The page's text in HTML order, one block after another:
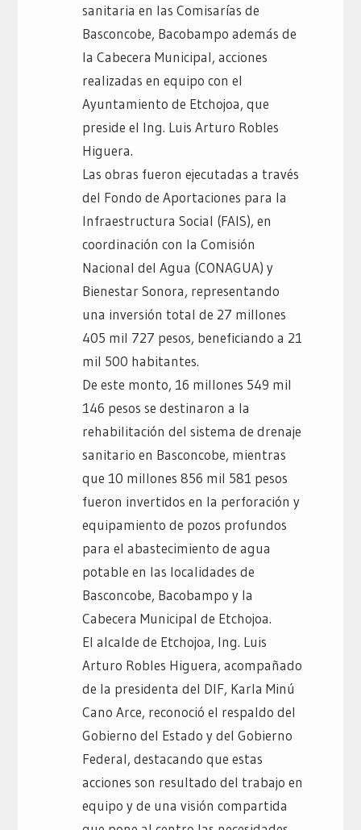
sanitaria en las Comisarías de
Basconcobe, Bacobampo además de
la Cabecera Municipal, acciones
realizadas en equipo con el
Ayuntamiento de Etchojoa, que
preside el Ing. Luis Arturo Robles
Higuera.
Las obras fueron ejecutadas a través
del Fondo de Aportaciones para la
Infraestructura Social (FAIS), en
coordinación con la Comisión
Nacional del Agua (CONAGUA) y
Bienestar Sonora, representando
una inversión total de 27 millones
405 mil 727 pesos, beneficiando a 21
mil 500 habitantes.
De este monto, 16 millones 549 mil
146 pesos se destinaron a la
rehabilitación del sistema de drenaje
sanitario en Basconcobe, mientras
que 10 millones 856 mil 581 pesos
fueron invertidos en la perforación y
equipamiento de pozos profundos
para el abastecimiento de agua
potable en las localidades de
Basconcobe, Bacobampo y la
Cabecera Municipal de Etchojoa.
El alcalde de Etchojoa, Ing. Luis
Arturo Robles Higuera, acompañado
de la presidenta del DIF, Karla Minú
Cano Arce, reconoció el respaldo del
Gobierno del Estado y del Gobierno
Federal, destacando que estas
acciones son resultado del trabajo en
equipo y de una visión compartida